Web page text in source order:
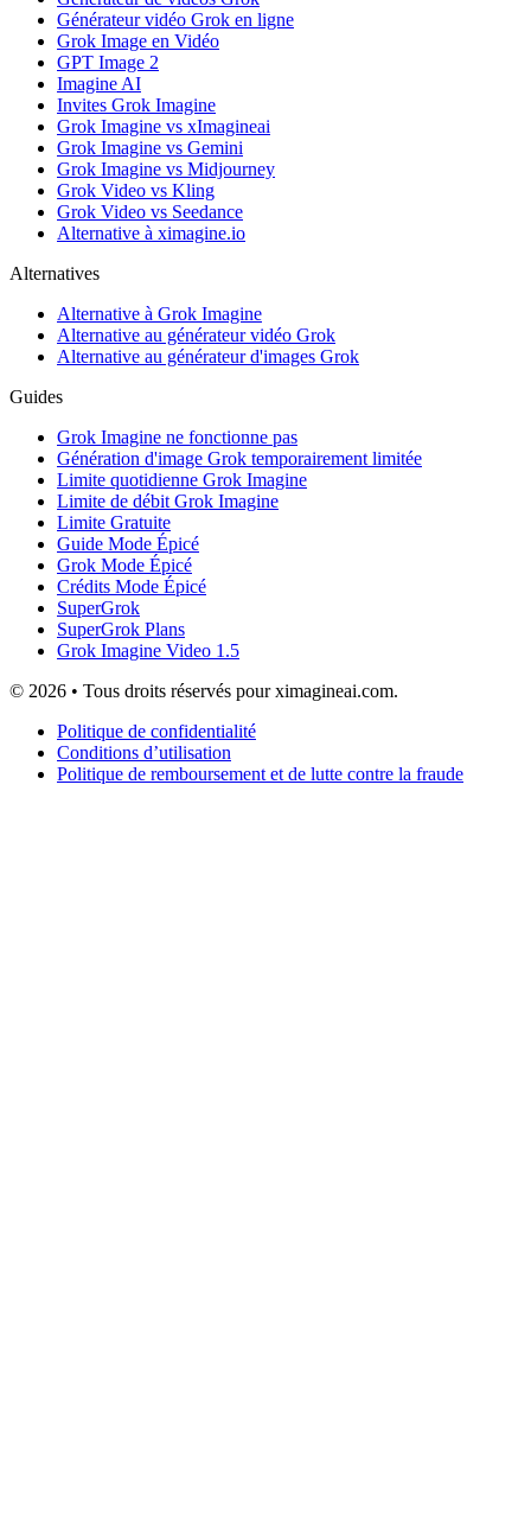
Générateur vidéo Grok en ligne
Grok Image en Vidéo
GPT Image 2
Imagine AI
Invites Grok Imagine
Grok Imagine vs xImagineai
Grok Imagine vs Gemini
Grok Imagine vs Midjourney
Grok Video vs Kling
Grok Video vs Seedance
Alternative à ximagine.io
Alternatives
Alternative à Grok Imagine
Alternative au générateur vidéo Grok
Alternative au générateur d'images Grok
Guides
Grok Imagine ne fonctionne pas
Génération d'image Grok temporairement limitée
Limite quotidienne Grok Imagine
Limite de débit Grok Imagine
Limite Gratuite
Guide Mode Épicé
Grok Mode Épicé
Crédits Mode Épicé
SuperGrok
SuperGrok Plans
Grok Imagine Video 1.5
© 2026 • Tous droits réservés pour ximagineai.com.
Politique de confidentialité
Conditions d’utilisation
Politique de remboursement et de lutte contre la fraude